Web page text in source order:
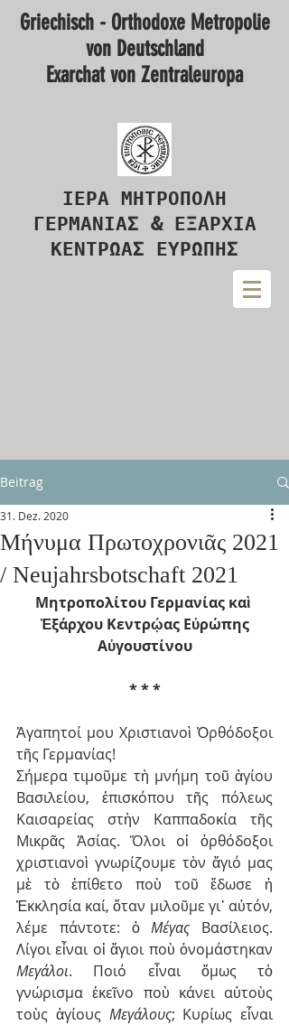
Griechisch - Orthodoxe Metropolie
von Deutschland
Exarchat von Zentraleuropa
ΙΕΡΑ ΜΗΤΡΟΠΟΛΗ
ΓΕΡΜΑΝΙΑΣ & ΕΞΑΡΧΙΑ
ΚΕΝΤΡΩΑΣ ΕΥΡΩΠΗΣ
Beitrag
Μήνυμα Πρωτοχρονιᾶς 2021
/ Neujahrsbotschaft 2021
31. Dez. 2020
Μητροπολίτου Γερμανίας καὶ
Ἐξάρχου Κεντρῴας Εὐρώπης
Αὐγουστίνου
* * *
Ἀγαπητοί μου Χριστιανοὶ Ὀρθόδοξοι
τῆς Γερμανίας!
Σήμερα τιμοῦμε τὴ μνήμη τοῦ ἁγίου
Βασιλείου, ἐπισκόπου τῆς πόλεως
Καισαρείας στὴν Καππαδοκία τῆς
Μικρᾶς Ἀσίας. Ὅλοι οἱ ὀρθόδοξοι
χριστιανοὶ γνωρίζουμε τὸν ἅγιό μας
μὲ τὸ ἐπίθετο ποὺ τοῦ ἔδωσε ἡ
Ἐκκλησία καί, ὅταν μιλοῦμε γι᾽ αὐτόν,
λέμε πάντοτε: ὁ Μέγας Βασίλειος.
Μεγάλοι. Ποιό εἶναι ὅμως τὸ
γνώρισμα ἐκεῖνο ποὺ κάνει αὐτοὺς
τοὺς ἁγίους Μεγάλους; Κυρίως εἶναι